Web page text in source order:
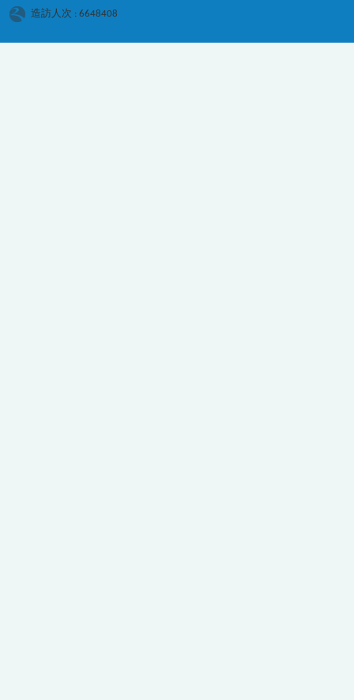
造訪人次 : 6648408